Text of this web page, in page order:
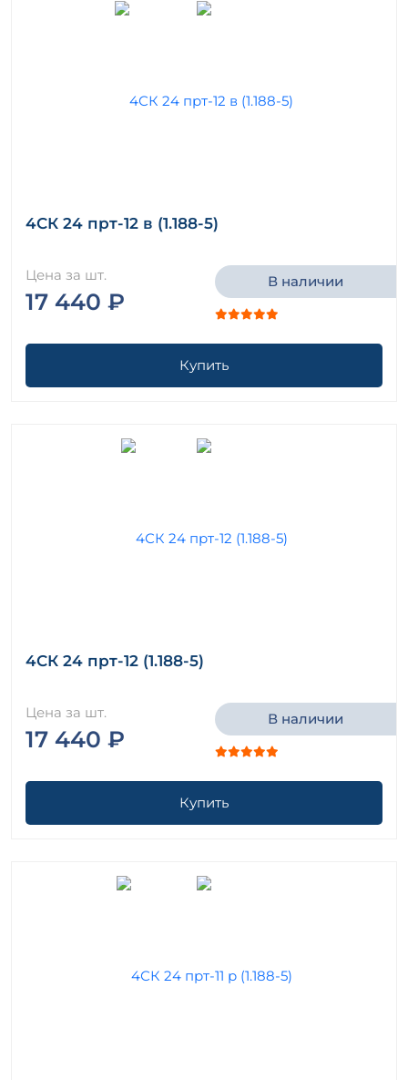
4СК 24 прт-12 в (1.188-5)
Цена за шт.
17 440 ₽
В наличии
Купить
4СК 24 прт-12 (1.188-5)
Цена за шт.
17 440 ₽
В наличии
Купить